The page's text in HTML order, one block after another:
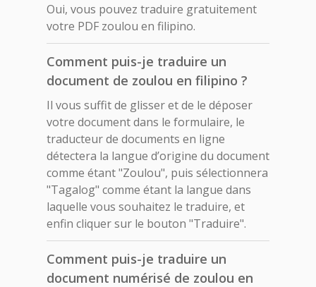
Oui, vous pouvez traduire gratuitement
votre PDF zoulou en filipino.
Comment puis-je traduire un
document de zoulou en filipino ?
Il vous suffit de glisser et de le déposer
votre document dans le formulaire, le
traducteur de documents en ligne
détectera la langue d’origine du document
comme étant "Zoulou", puis sélectionnera
"Tagalog" comme étant la langue dans
laquelle vous souhaitez le traduire, et
enfin cliquer sur le bouton "Traduire".
Comment puis-je traduire un
document numérisé de zoulou en